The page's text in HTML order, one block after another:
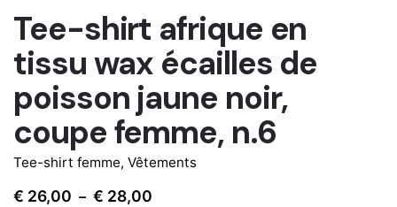
Tee-shirt afrique en
tissu wax écailles de
poisson jaune noir,
coupe femme, n.6
Tee-shirt femme, Vêtements
€ 26,00 – € 28,00